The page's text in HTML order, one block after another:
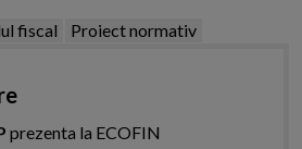
fiscal Proiect normativ
prezenta la ECOFIN